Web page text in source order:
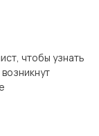
чтобы узнать